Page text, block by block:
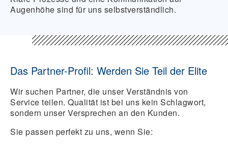
Augenhöhe sind für uns selbstverständlich.
Das Partner-Profil: Werden Sie Teil der Elite
Wir suchen Partner, die unser Verständnis von
Service teilen. Qualität ist bei uns kein Schlagwort,
sondern unser Versprechen an den Kunden.
Sie passen perfekt zu uns, wenn Sie: